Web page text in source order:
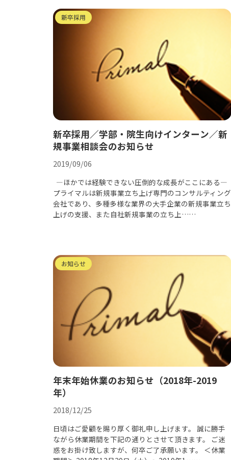
新卒採用
新卒採用／学部・院生向けインターン／新
規事業相談会のお知らせ
2019/09/06
―ほかでは経験できない圧倒的な成長がここにある―
プライマルは新規事業立ち上げ専門のコンサルティング
会社であり、多種多様な業界の大手企業の新規事業立ち
上げの支援、また自社新規事業の立ち上……
お知らせ
年末年始休業のお知らせ（2018年-2019
年）
2018/12/25
日頃はご愛顧を賜り厚く御礼申し上げます。 誠に勝手
ながら休業期間を下記の通りとさせて頂きます。 ご迷
惑をお掛け致しますが、何卒ご了承願います。 ＜休業